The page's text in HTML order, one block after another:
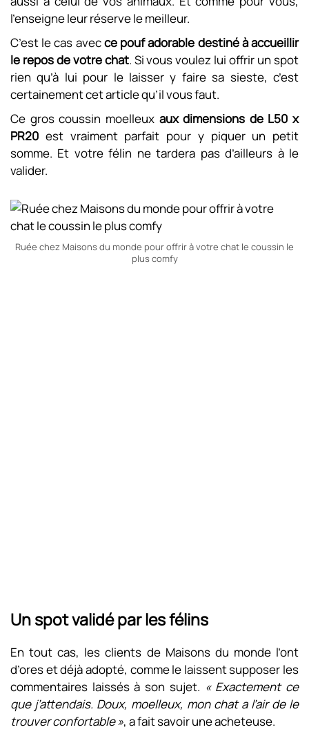
l’enseigne leur réserve le meilleur.
C’est le cas avecce pouf adorable destiné à accueillir
le repos de votre chat. Si vous voulez lui offrir un spot
rien qu’à lui pour le laisser y faire sa sieste, c’est
certainement cet article qu’il vous faut.
Ce gros coussin moelleux aux dimensions de L50 x
PR20 est vraiment parfait pour y piquer un petit
somme. Et votre félin ne tardera pas d’ailleurs à le
valider.
Ruée chez Maisons du monde pour offrir à votre chat le coussin le
plus comfy
Un spot validé par les félins
En tout cas, les clients de Maisons du monde l’ont
d’ores et déjà adopté, comme le laissent supposer les
commentaires laissés à son sujet. « Exactement ce
que j’attendais. Doux, moelleux, mon chat a l’air de le
trouver confortable », a fait savoir une acheteuse.